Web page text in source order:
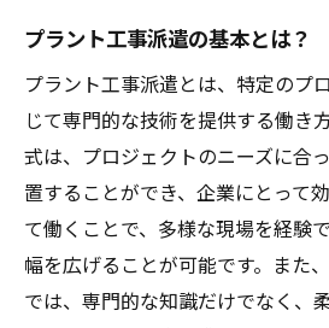
福岡県の産業動向とプラ
派遣から正社員を目指
福岡県における技術研修
プラント工事派遣の未来
ア形成
地域に根ざした持続可
プラント工事派遣の基本とは？
プラント工事派遣とは、特定のプ
じて専門的な技術を提供する働き
式は、プロジェクトのニーズに合
置することができ、企業にとって
て働くことで、多様な現場を経験
幅を広げることが可能です。また
では、専門的な知識だけでなく、